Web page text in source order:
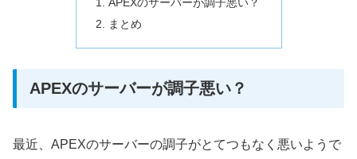
まとめ
APEXのサーバーが調子悪い？
最近、APEXのサーバーの調子がとてつもなく悪いようで